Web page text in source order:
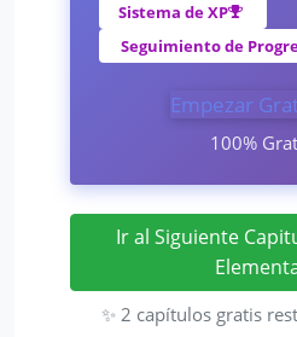
Sistema de XP
Seguimiento de
Empezar
100%
Ir al Siguiente
✨ 2 capítulos gratis